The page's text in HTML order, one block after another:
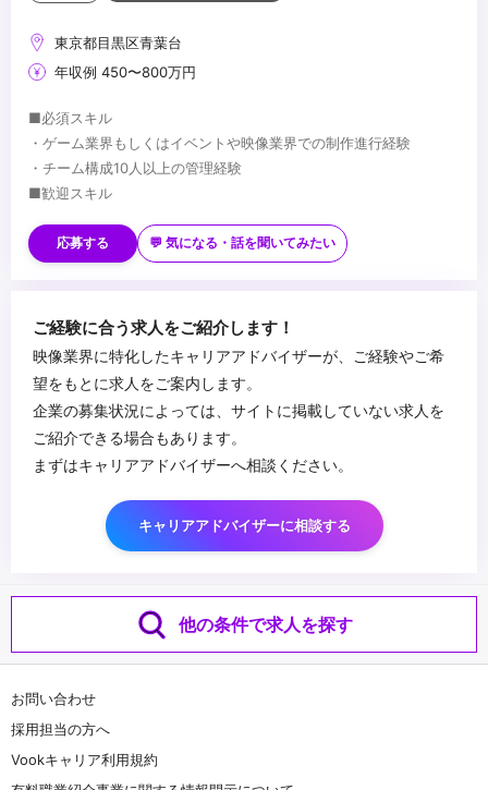
東京都目黒区青葉台
年収例 450〜800万円
■必須スキル
・ゲーム業界もしくはイベントや映像業界での制作進行経験
・チーム構成10人以上の管理経験
■歓迎スキル
・イラストロゴなどのクリエイティブにおける制作フローの知識
・プロモーション計画の知識をお持ちの方
の知識
・Unityでの機能開発に関わる実装知識
・クリエイターが求める環境整備にリーダーシップを持って複数人
・社内外、年代問わずチームを編成できる人
・チームとして成果を出すことを大切にできる方
...
応募する 💬 気になる・話を聞いてみたい
ご経験に合う求人をご紹介します！
映像業界に特化したキャリアアドバイザーが、ご経験やご希
望をもとに求人をご案内します。
企業の募集状況によっては、サイトに掲載していない求人を
ご紹介できる場合もあります。
まずはキャリアアドバイザーへ相談ください。
キャリアアドバイザーに相談する
他の条件で求人を探す
お問い合わせ
採用担当の方へ
Vookキャリア利用規約